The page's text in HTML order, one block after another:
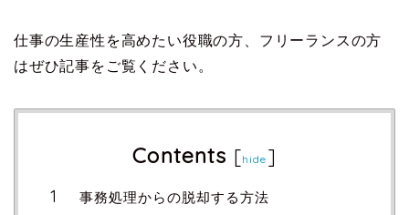
仕事の生産性を高めたい役職の方、フリーランスの方
はぜひ記事をご覧ください。
Contents [hide ]
事務処理からの脱却する方法